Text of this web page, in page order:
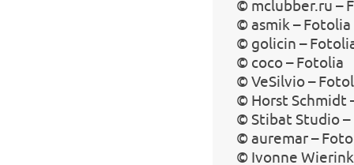
© mclubber.ru –
© asmik – Fotolia
© golicin –
© coco – Fotolia
© VeSilvio –
© Horst Schmidt
© Stibat Studio
© auremar –
© Ivonne